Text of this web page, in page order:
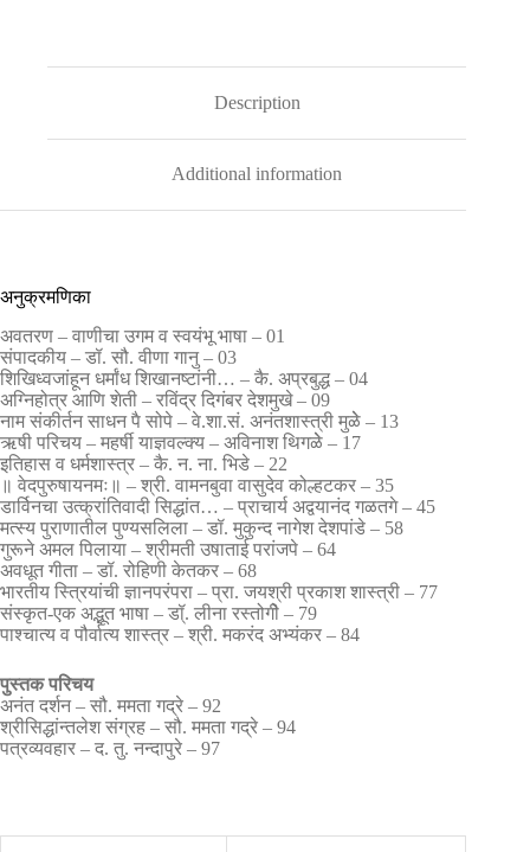
Description
Additional information
अनुक्रमणिका
अवतरण – वाणीचा उगम व स्वयंभू भाषा – 01
संपादकीय – डॉ. सौ. वीणा गानु – 03
शिखिध्वजांहून धर्मांध शिखानष्टांनी… – कै. अप्रबुद्ध – 04
अग्निहोत्र आणि शेती – रविंद्र दिगंबर देशमुखे – 09
नाम संकीर्तन साधन पै सोपे – वे.शा.सं. अनंतशास्त्री मुळेे – 13
ऋषी परिचय – महर्षी याज्ञवल्क्य – अविनाश थिगळेे – 17
इतिहास व धर्मशास्त्र – कै. न. ना. भिडे – 22
॥ वेदपुरुषायनमः॥ – श्री. वामनबुवा वासुदेव कोल्हटकर – 35
डार्विनचा उत्क्रांतिवादी सिद्धांत… – प्राचार्य अद्वयानंद गळतगे – 45
मत्स्य पुराणातील पुण्यसलिला – डॉ. मुकुन्द नागेश देशपांडे – 58
गुरूने अमल पिलाया – श्रीमती उषाताई परांजपे – 64
अवधूत गीता – डॉ. रोहिणी केतकर – 68
भारतीय स्त्रियांची ज्ञानपरंपरा – प्रा. जयश्री प्रकाश शास्त्री – 77
संस्कृत-एक अद्भूत भाषा – डॉ्. लीना रस्तोगीे – 79
पाश्‍चात्य व पौर्वात्य शास्त्र – श्री. मकरंद अभ्यंकर – 84
पुस्तक परिचय
अनंत दर्शन – सौ. ममता गद्रे – 92
श्रीसिद्धांन्तलेश संग्रह – सौ. ममता गद्रे – 94
पत्रव्यवहार – द. तु. नन्दापुरे – 97